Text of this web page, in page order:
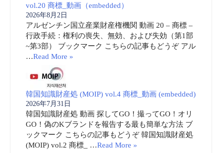
vol.20 商標_動画（embedded）
2026年8月2日
アルゼンチン国立産業財産権機関 動画 20 – 商標 –
行政手続：権利の喪失、無効、および失効（第1部
~第3部） ブックマーク こちらの記事もどうぞ アル
…Read More »
韓国知識財産処 (MOIP) vol.4 商標_動画 (embedded)
2026年7月31日
韓国知識財産処 動画 探してGO！撮ってGO！オリ
GO！偽のKブランドを報告する最も簡単な方法 ブ
ックマーク こちらの記事もどうぞ 韓国知識財産処
(MOIP) vol.2 商標_ …Read More »